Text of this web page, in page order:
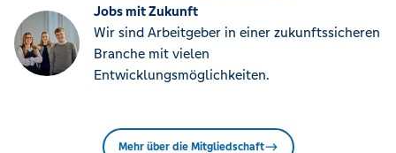
Jobs mit Zukunft
Wir sind Arbeitgeber in einer zukunftssicheren
Branche mit vielen
Entwicklungsmöglichkeiten.
Mehr über die Mitgliedschaft